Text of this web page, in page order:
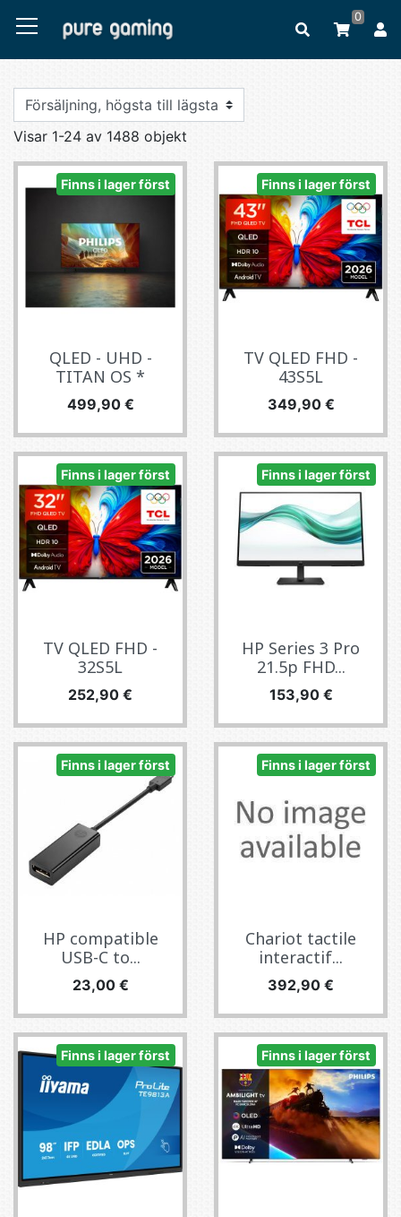
0
Visar 1-24 av 1488 objekt
Finns i lager först
QLED - UHD -
TITAN OS *
Pris
499,90 €
Finns i lager först
TV QLED FHD -
43S5L
Pris
349,90 €
Finns i lager först
TV QLED FHD -
32S5L
Pris
252,90 €
Finns i lager först
HP Series 3 Pro
21.5p FHD...
Pris
153,90 €
Finns i lager först
HP compatible
USB-C to...
Pris
23,00 €
Finns i lager först
Chariot tactile
interactif...
Pris
392,90 €
Finns i lager först Finns i lager först